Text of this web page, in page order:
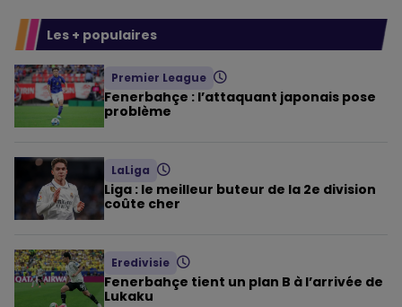
Les + populaires
Premier League
Fenerbahçe : l’attaquant japonais pose
problème
LaLiga
Liga : le meilleur buteur de la 2e division
coûte cher
Eredivisie
Fenerbahçe tient un plan B à l’arrivée de
Lukaku